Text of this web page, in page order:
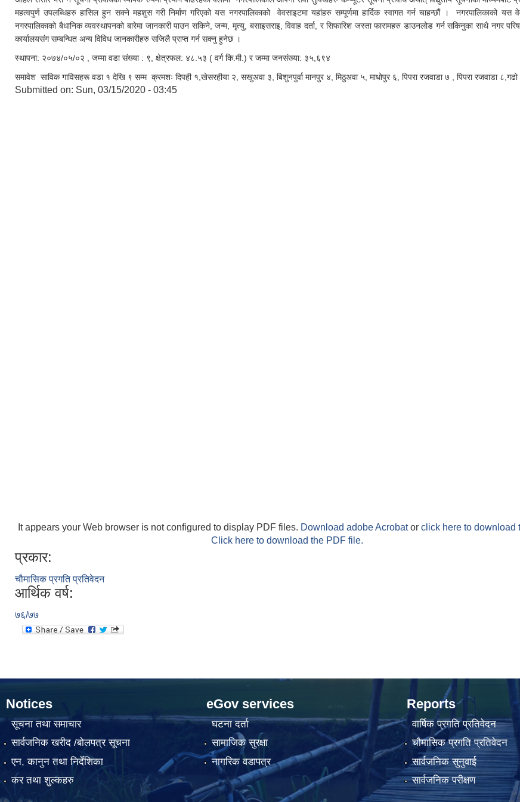
महत्वपुर्ण उपलब्धिहरु हासिल हुन सक्ने महशुस गरी निर्माण गरिएको यस नगरपालिकाको वेवसाइटमा यहांहरु सम्पूर्णमा हार्दिक स्वागत गर्न चाहन्छौं । नगरपालिकाको यस
नगरपालिकाको बैधानिक व्यवस्थापनको बारेमा जानकारी पाउन सकिने, जन्म, मृत्यु, बसाइसराइ, विवाह दर्ता, र सिफारिश जस्ता फारामहरु डाउनलोड गर्न सकिनुका साथै नगर
कार्यालयसंग सम्बन्धित अन्य विविध जानकारीहरु सजिलै प्राप्त गर्न सक्नु हुनेछ ।
स्थापना: २०७४/०५/०२ , जम्मा वडा संख्या : ९, क्षेत्रफल: ४८.५३ ( वर्ग कि.मी.) र जम्मा जनसंख्या: ३५,६९४
समावेश साविक गाविसहरू वडा १ देखि ९ सम्म क्रमशः दिपही १,खेसरहीया २, सखुअवा ३, बिशुनपुर्वा मानपुर ४, मिठुअवा ५, माधोपुर ६, पिपरा रजवाडा ७ , पिपरा रजवाडा
Submitted on: Sun, 03/15/2020 - 03:45
It appears your Web browser is not configured to display PDF files. Download adobe Acrobator click here to download
Click here to download the PDF file.
प्रकार:
चौमासिक प्रगति प्रतिवेदन
आर्थिक वर्ष:
७६/७७
Notices
सूचना तथा समाचार
सार्वजनिक खरीद /बोलपत्र सूचना
एन, कानुन तथा निर्देशिका
कर तथा शुल्कहरु
eGov services
घटना दर्ता
सामाजिक सुरक्षा
नागरिक वडापत्र
Reports
वार्षिक प्रगति प्रतिवेदन
चौमासिक प्रगति प्रतिवेदन
सार्वजनिक सुनुवाई
सार्वजनिक परीक्षण